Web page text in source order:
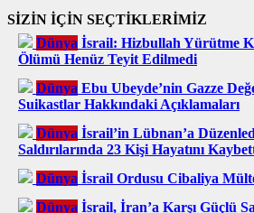
SİZİN İÇİN SEÇTİKLERİMİZ
Dünya İsrail: Hizbullah Yürütme
Ölümü Henüz Teyit Edilmedi
Dünya Ebu Ubeyde’nin Gazze
Suikastlar Hakkındaki Açıklamaları
Dünya İsrail’in Lübnan’a
Saldırılarında 23 Kişi Hayatını
Dünya İsrail Ordusu Cibaliya
Dünya İsrail, İran’a Karşı Güçlü